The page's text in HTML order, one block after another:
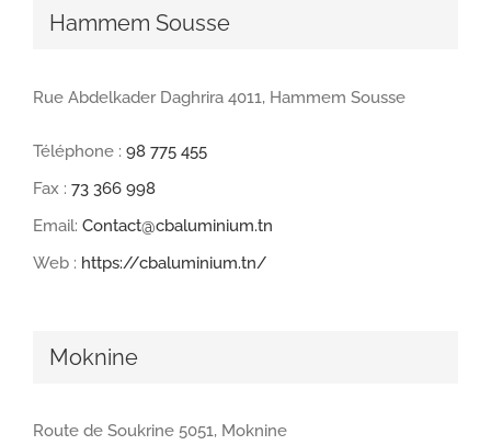
Hammem Sousse
Rue Abdelkader Daghrira 4011, Hammem Sousse
Téléphone : 98 775 455
Fax : 73 366 998
Email: Contact@cbaluminium.tn
Web : https://cbaluminium.tn/
Moknine
Route de Soukrine 5051, Moknine